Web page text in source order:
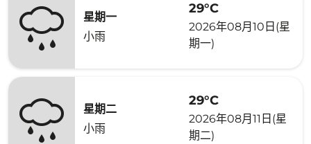
星期一
小雨
29°C
2026年08月10日(星
期一)
星期二
小雨
29°C
2026年08月11日(星
期二)